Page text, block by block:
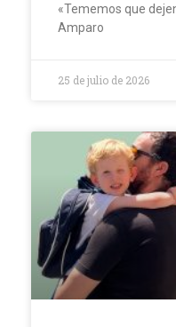
«Tememos que
Amparo
25 de julio de 2026